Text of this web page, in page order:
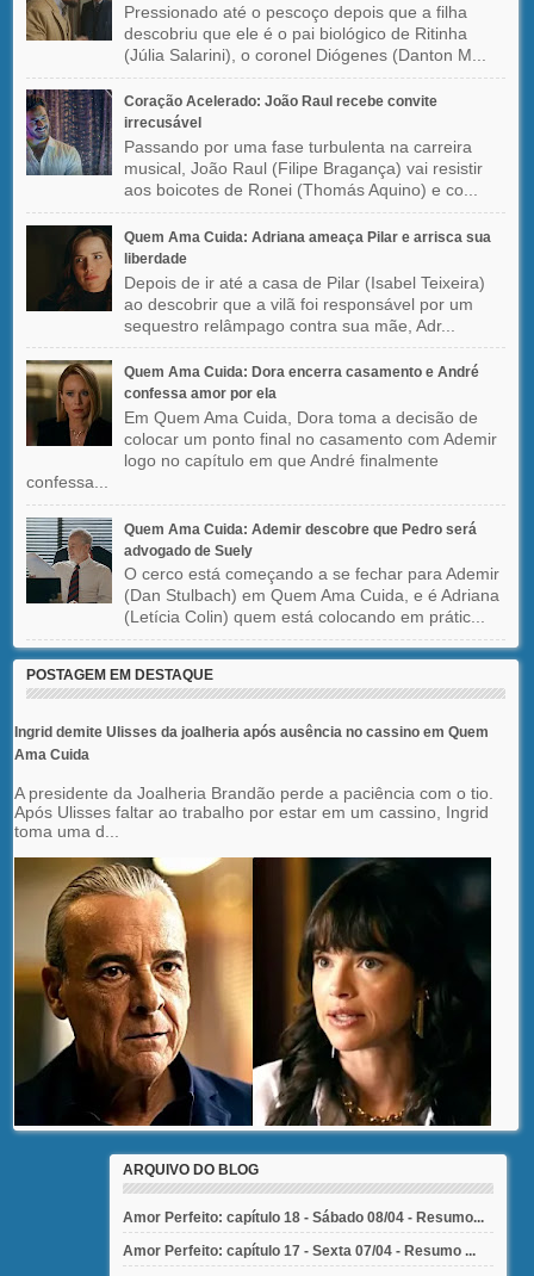
Pressionado até o pescoço depois que a filha
descobriu que ele é o pai biológico de Ritinha
(Júlia Salarini), o coronel Diógenes (Danton M...
Coração Acelerado: João Raul recebe convite
irrecusável
Passando por uma fase turbulenta na carreira
musical, João Raul (Filipe Bragança) vai resistir
aos boicotes de Ronei (Thomás Aquino) e co...
Quem Ama Cuida: Adriana ameaça Pilar e arrisca sua
liberdade
Depois de ir até a casa de Pilar (Isabel Teixeira)
ao descobrir que a vilã foi responsável por um
sequestro relâmpago contra sua mãe, Adr...
Quem Ama Cuida: Dora encerra casamento e André
confessa amor por ela
Em Quem Ama Cuida, Dora toma a decisão de
colocar um ponto final no casamento com Ademir
logo no capítulo em que André finalmente
confessa...
Quem Ama Cuida: Ademir descobre que Pedro será
advogado de Suely
O cerco está começando a se fechar para Ademir
(Dan Stulbach) em Quem Ama Cuida, e é Adriana
(Letícia Colin) quem está colocando em prátic...
POSTAGEM EM DESTAQUE
Ingrid demite Ulisses da joalheria após ausência no cassino em Quem
Ama Cuida
A presidente da Joalheria Brandão perde a paciência com o tio.
Após Ulisses faltar ao trabalho por estar em um cassino, Ingrid
toma uma d...
ARQUIVO DO BLOG
Amor Perfeito: capítulo 18 - Sábado 08/04 - Resumo...
Amor Perfeito: capítulo 17 - Sexta 07/04 - Resumo ...